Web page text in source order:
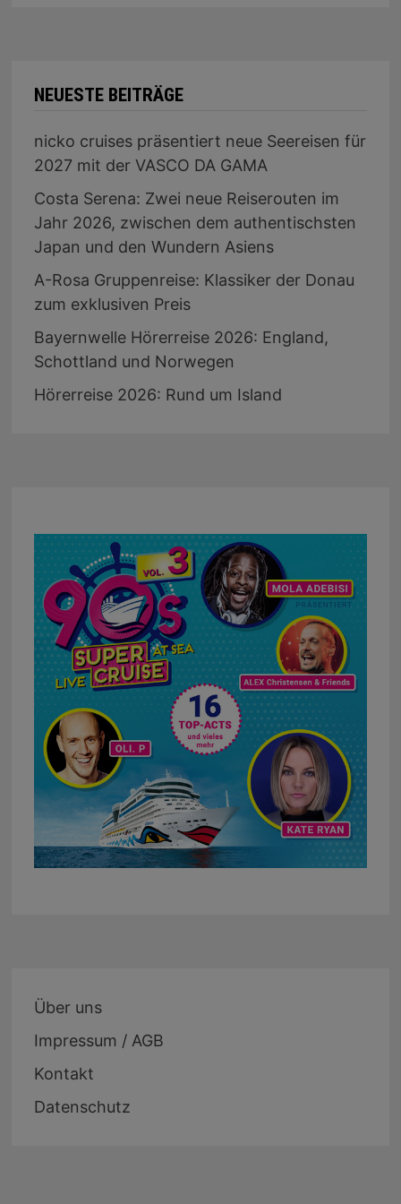
NEUESTE BEITRÄGE
nicko cruises präsentiert neue Seereisen für
2027 mit der VASCO DA GAMA
Costa Serena: Zwei neue Reiserouten im
Jahr 2026, zwischen dem authentischsten
Japan und den Wundern Asiens
A-Rosa Gruppenreise: Klassiker der Donau
zum exklusiven Preis
Bayernwelle Hörerreise 2026: England,
Schottland und Norwegen
Hörerreise 2026: Rund um Island
Über uns
Impressum / AGB
Kontakt
Datenschutz